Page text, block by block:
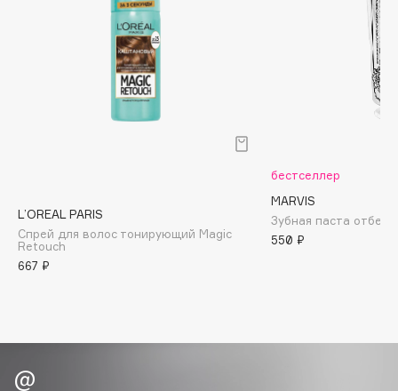
BORK
Brunello Cucinelli
Bvlgari
Byredo
L’OREAL PARIS
Спрей для волос тонирующий Magic
Retouch
667 ₽
бестселлер
MARVIS
Зубная паста
550 ₽